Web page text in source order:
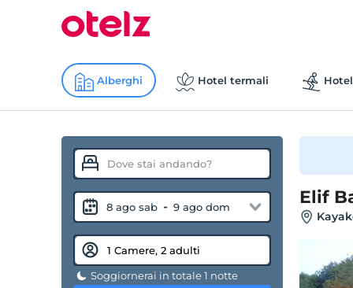
Alberghi Hotel termali
8 ago sab - 9 ago dom
Soggiornerai in totale 1 notte
Elif